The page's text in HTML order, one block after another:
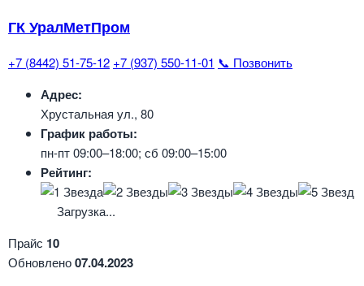
ГК УралМетПром
+7 (8442) 51-75-12 +7 (937) 550-11-01 📞 Позвонить
Адрес:
Хрустальная ул., 80
График работы:
пн-пт 09:00–18:00; сб 09:00–15:00
Рейтинг:
Загрузка...
Прайс 10
Обновлено07.04.2023